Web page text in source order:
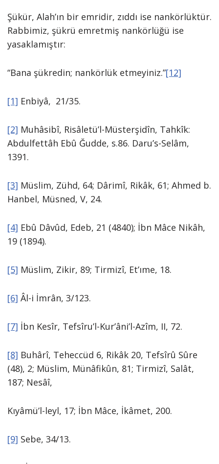
Şükür, Alah’ın bir emridir, zıddı ise nankörlüktür.
Rabbimiz, şükrü emretmiş nankörlüğü ise
yasaklamıştır:
“Bana şükredin; nankörlük etmeyiniz.”[12]
[1] Enbiyâ, 21/35.
[2] Muhâsibî, Risâletü’l-Müsterşidîn, Tahkîk:
Abdulfettâh Ebû Ğudde, s.86. Daru’s-Selâm,
1391.
[3] Müslim, Zühd, 64; Dârimî, Rikâk, 61; Ahmed b.
Hanbel, Müsned, V, 24.
[4] Ebû Dâvûd, Edeb, 21 (4840); İbn Mâce Nikâh,
19 (1894).
[5] Müslim, Zikir, 89; Tirmizî, Et’ıme, 18.
[6] Âl-i İmrân, 3/123.
[7] İbn Kesîr, Tefsîru’l-Kur’âni’l-Azîm, II, 72.
[8] Buhârî, Teheccüd 6, Rikâk 20, Tefsîrû Sûre
(48), 2; Müslim, Münâfikûn, 81; Tirmizî, Salât,
187; Nesâî,
Kıyâmü’l-leyl, 17; İbn Mâce, İkâmet, 200.
[9] Sebe, 34/13.